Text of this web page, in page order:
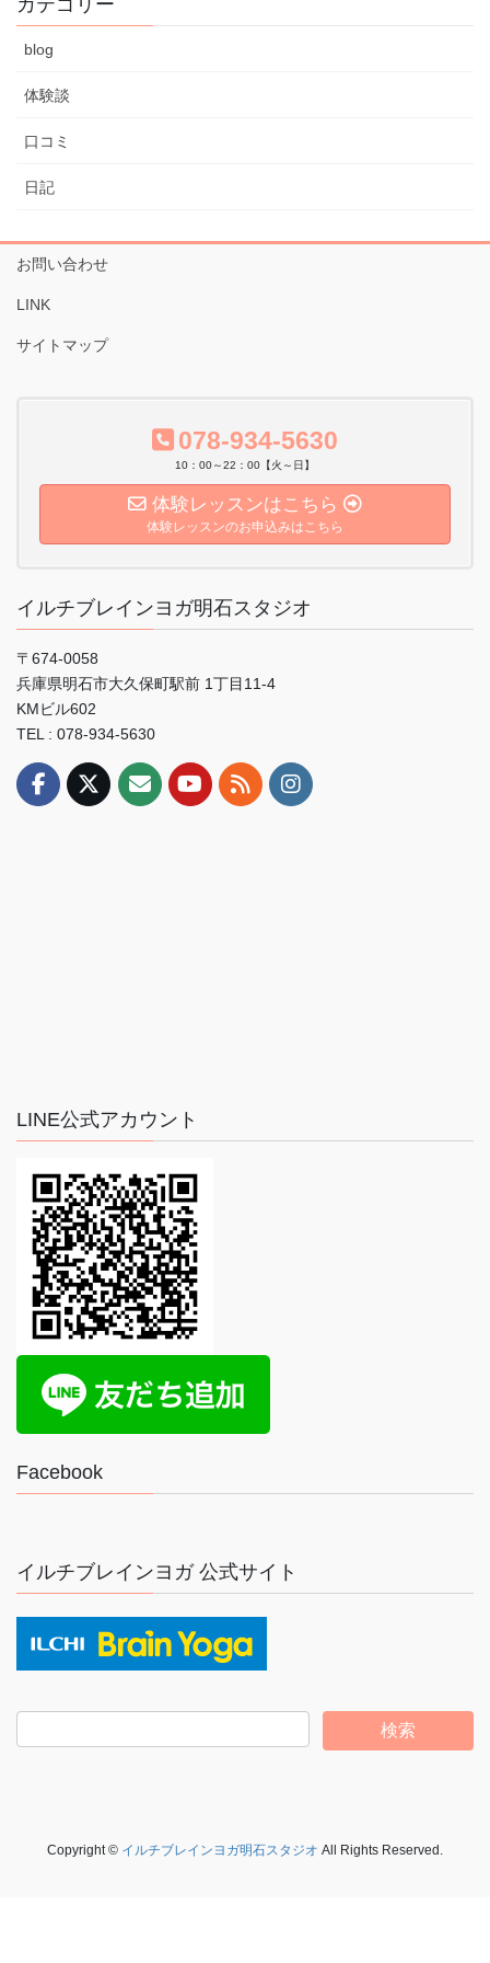
カテゴリー
blog
体験談
口コミ
日記
お問い合わせ
LINK
サイトマップ
078-934-5630
10：00～22：00【火～日】
体験レッスンはこちら
体験レッスンのお申込みはこちら
イルチブレインヨガ明石スタジオ
〒674-0058
兵庫県明石市大久保町駅前 1丁目11-4
KMビル602
TEL : 078-934-5630
LINE公式アカウント
Facebook
イルチブレインヨガ 公式サイト
Copyright © イルチブレインヨガ明石スタジオ All Rights Reserved.